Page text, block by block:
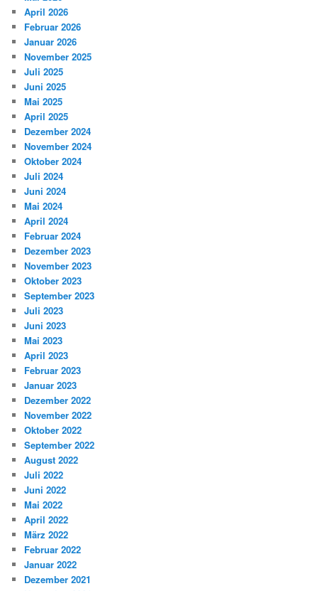
April 2026
Februar 2026
Januar 2026
November 2025
Juli 2025
Juni 2025
Mai 2025
April 2025
Dezember 2024
November 2024
Oktober 2024
Juli 2024
Juni 2024
Mai 2024
April 2024
Februar 2024
Dezember 2023
November 2023
Oktober 2023
September 2023
Juli 2023
Juni 2023
Mai 2023
April 2023
Februar 2023
Januar 2023
Dezember 2022
November 2022
Oktober 2022
September 2022
August 2022
Juli 2022
Juni 2022
Mai 2022
April 2022
März 2022
Februar 2022
Januar 2022
Dezember 2021